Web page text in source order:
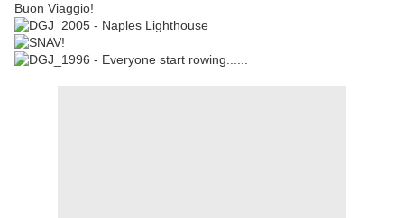
Buon Viaggio!